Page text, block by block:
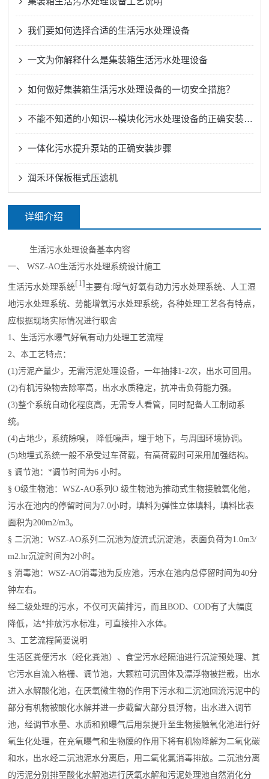
我们要如何选择合适的生活污水处理设备
一文为你解释什么是集装箱生活污水处理设备
如何做好集装箱生活污水处理设备的一切安全措施？
不能不知道的小知识---模块化污水处理设备的正确安装方法
一体化污水提升泵站的正确安装步骤
润禾环保板框式压滤机
详细介绍
生活污水处理设备基本内容
一、 WSZ-AO生活污水处理系统设计施工
生活污水处理系统[1] 主要有:曝气好氧有动力污水处理系统、人工湿
地污水处理系统、势能增氧污水处理系统，各种处理工艺各有特点，
应根据现场实际情况进行取舍
1、生活污水曝气好氧有动力处理工艺流程
2、本工艺特点：
(1)污泥产量少，无需污泥处理设备，一年抽排1-2次，出水可回用。
(2)有机污染物去除率高，出水水质稳定，抗冲击负荷能力强。
(3)整个系统自动化程度高，无需专人看管，同时配备人工制动系
统。
(4)占地少，系统除嗅， 降低噪声，埋于地下，与周围环境协调。
(5)地埋式系统一般不承受过车荷载，有高荷载时可采用加强结构。
§ 调节池：*调节时间为6 小时。
§ O级生物池：WSZ-AO系列O 级生物池为推动式生物接触氧化他，
污水在池内的停留时间为7.0小时，填料为弹性立体填料，填料比表
面积为200m2/m3。
§ 二沉池：WSZ-AO系列二沉池为旋流式沉淀池，表面负荷为1.0m3/
m2.hr沉淀时间为2小时。
§ 消毒池：WSZ-AO消毒池为反应池，污水在池内总停留时间为40分
钟左右。
经二级处理的污水，不仅可灭菌排污，而且BOD、COD有了大幅度
降低，达*排放污水标准，可直接排入水体。
3、工艺流程简要说明
生活区粪便污水（经化粪池）、食堂污水经隔油进行沉淀预处理、其
它污水自流入格栅、调节池，大颗粒可沉固体及漂浮物被拦截，出水
进入水解酸化池，在厌氧微生物的作用下污水和二沉池回流污泥中的
部分有机物被酸化水解并进一步截留大部分县浮物，出水进入调节
池，经调节水量、水质和预曝气后用泵提升至生物接触氧化池进行好
氧生化处理，在充氧曝气和生物膜的作用下将有机物降解为二氧化碳
和水，出水经二沉池泥水分离后，用二氧化氯消毒排放。二沉池分离
的污泥分别排至酸化水解池进行厌氧水解和污泥处理池自然消化分